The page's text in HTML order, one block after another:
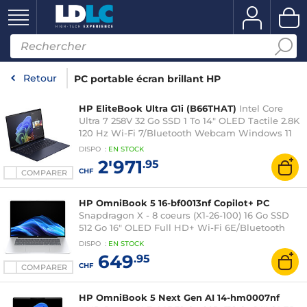
Retour PC portable écran brillant HP
COMPARER
HP EliteBook Ultra G1i (B66THAT) Intel Core
Ultra 7 258V 32 Go SSD 1 To 14" OLED Tactile 2.8K
120 Hz Wi-Fi 7/Bluetooth Webcam Windows 11
Professionnel
DISPO : EN STOCK
CHF2'971.95
COMPARER
HP OmniBook 5 16-bf0013nf Copilot+ PC
Snapdragon X - 8 coeurs (X1-26-100) 16 Go SSD
512 Go 16" OLED Full HD+ Wi-Fi 6E/Bluetooth
Webcam Windows 11 Famille
DISPO : EN STOCK
CHF649.95
HP OmniBook 5 Next Gen AI 14-hm0007nf